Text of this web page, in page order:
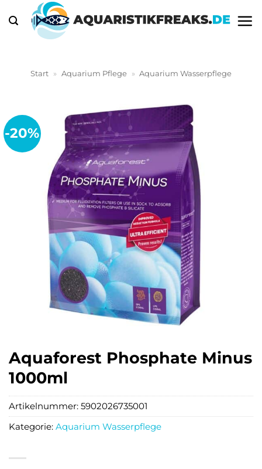
Inhalt
springen
Start » Aquarium Pflege » Aquarium Wasserpflege
-20%
Aquaforest Phosphate Minus
1000ml
Artikelnummer: 5902026735001
Kategorie: Aquarium Wasserpflege